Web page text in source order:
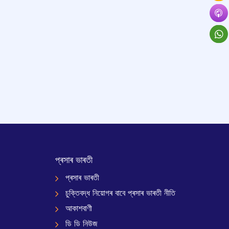
প্ৰসাৰ ভাৰতী
প্ৰসাৰ ভাৰতী
চুক্তিবদ্ধ নিয়োগৰ বাবে প্ৰসাৰ ভাৰতী নীতি
আকাশবাণী
ডি ডি নিউজ